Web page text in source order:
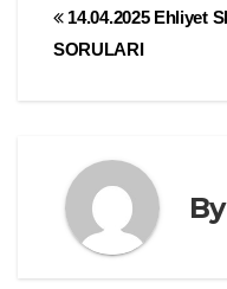
Yazı
14.04.2025 Ehliyet
SORULARI
By